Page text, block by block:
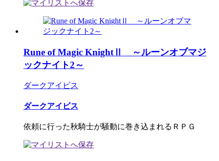
Rune of Magic KnightⅡ ～ルーンオブマジ
ックナイト2～
ダークアイビス
ダークアイビス
依頼に行った秋騎士が騒動に巻き込まれるＲＰＧ